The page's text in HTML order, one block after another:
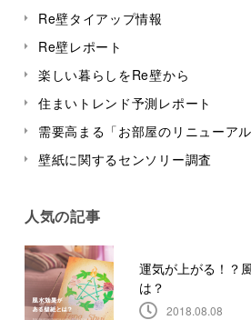
Re壁タイアップ情報
Re壁レポート
楽しい暮らしをRe壁から
住まいトレンド予測レポート
需要高まる「お部屋のリニューア
壁紙に関するセンソリー調査
人気の記事
運気が上がる！？
は？
2018.08.08